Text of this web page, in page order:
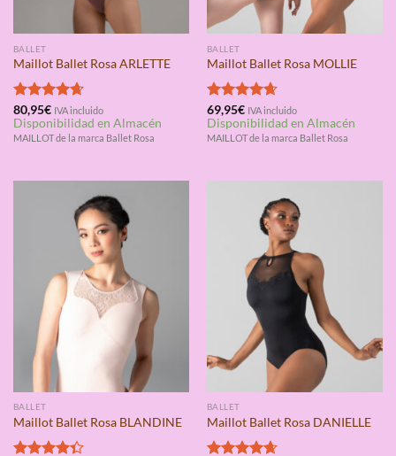
BALLET
Maillot Ballet Rosa ARLETTE
Valorado
con4.67
de 5
80,95€ IVA incluido
Disponibilidad en Almacén
MAILLOT de la marca Ballet Rosa
BALLET
Maillot Ballet Rosa MOLLIE
Valorado
con4.67
de 5
69,95€ IVA incluido
Disponibilidad en Almacén
MAILLOT de la marca Ballet Rosa
BALLET
Maillot Ballet Rosa BLANDINE
BALLET
Maillot Ballet Rosa DANIELLE